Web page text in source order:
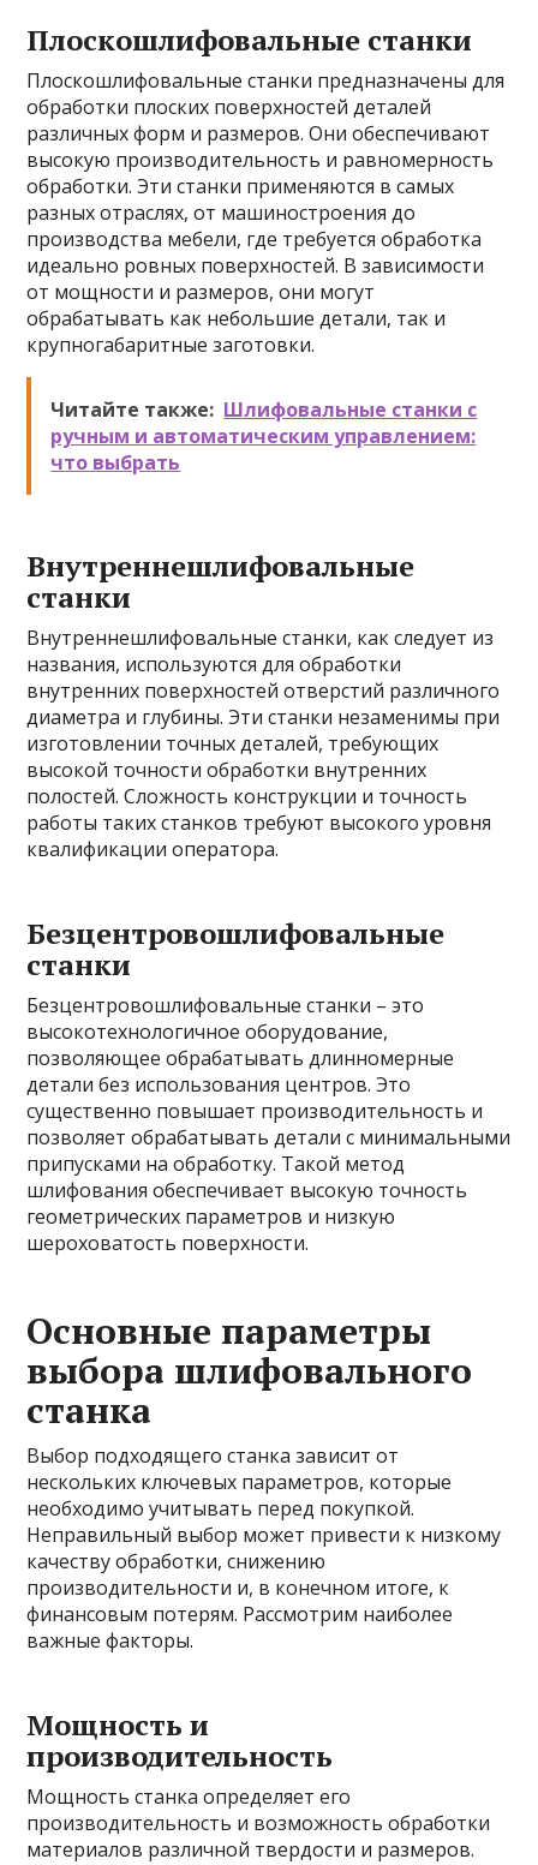
Плоскошлифовальные станки
Плоскошлифовальные станки предназначены для
обработки плоских поверхностей деталей
различных форм и размеров. Они обеспечивают
высокую производительность и равномерность
обработки. Эти станки применяются в самых
разных отраслях, от машиностроения до
производства мебели, где требуется обработка
идеально ровных поверхностей. В зависимости
от мощности и размеров, они могут
обрабатывать как небольшие детали, так и
крупногабаритные заготовки.
Читайте также: Шлифовальные станки с
ручным и автоматическим управлением:
что выбрать
Внутреннешлифовальные
станки
Внутреннешлифовальные станки, как следует из
названия, используются для обработки
внутренних поверхностей отверстий различного
диаметра и глубины. Эти станки незаменимы при
изготовлении точных деталей, требующих
высокой точности обработки внутренних
полостей. Сложность конструкции и точность
работы таких станков требуют высокого уровня
квалификации оператора.
Безцентровошлифовальные
станки
Безцентровошлифовальные станки – это
высокотехнологичное оборудование,
позволяющее обрабатывать длинномерные
детали без использования центров. Это
существенно повышает производительность и
позволяет обрабатывать детали с минимальными
припусками на обработку. Такой метод
шлифования обеспечивает высокую точность
геометрических параметров и низкую
шероховатость поверхности.
Основные параметры
выбора шлифовального
станка
Выбор подходящего станка зависит от
нескольких ключевых параметров, которые
необходимо учитывать перед покупкой.
Неправильный выбор может привести к низкому
качеству обработки, снижению
производительности и, в конечном итоге, к
финансовым потерям. Рассмотрим наиболее
важные факторы.
Мощность и
производительность
Мощность станка определяет его
производительность и возможность обработки
материалов различной твердости и размеров.